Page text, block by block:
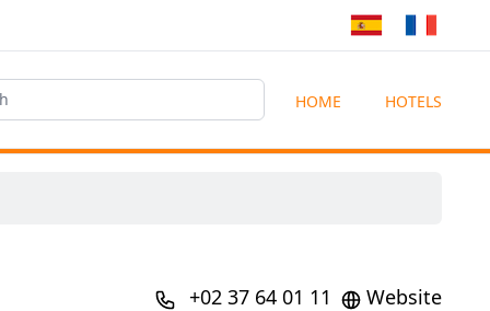
HOME HOTELS
+02 37 64 01 11 Website